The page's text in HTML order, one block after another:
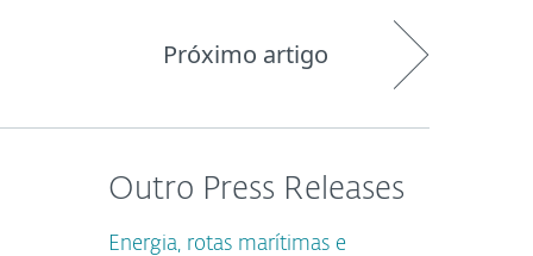
Próximo artigo
Outro Press Releases
Energia, rotas marítimas e